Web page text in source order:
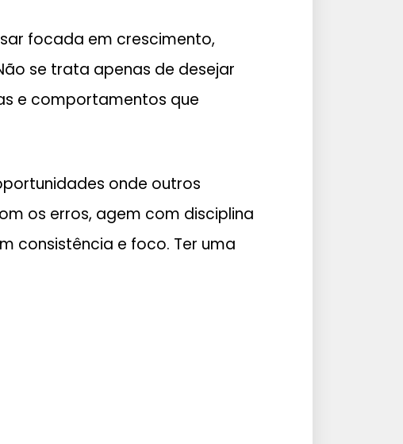
focada em crescimento,
se trata apenas de desejar
e comportamentos que
onde outros
os erros, agem com disciplina
consistência e foco. Ter uma